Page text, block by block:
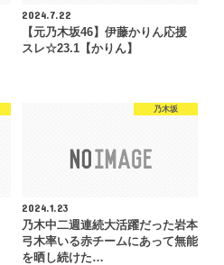
2024.7.22
【元乃木坂46】伊藤かりん応援
スレ☆23.1【かりん】
乃木坂
2024.1.23
乃木中二週連続大活躍だった岩本
弓木率いる赤チームにあって無能
を晒し続けた…